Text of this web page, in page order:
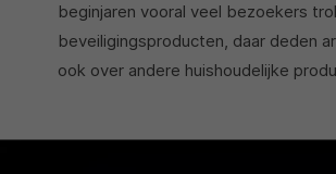
beginjaren vooral veel bezoekers
beveiligingsproducten, daar deden
ook over andere huishoudelijke